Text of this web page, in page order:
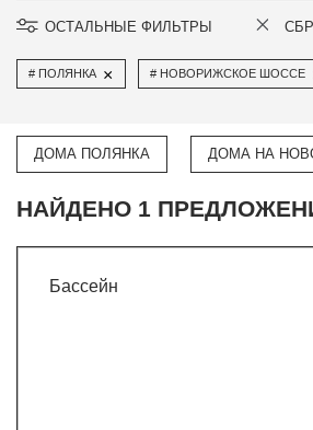
ОСТАЛЬНЫЕ ФИЛЬТРЫ
ПОЛЯНКА × НОВОРИЖСКОЕ ШОССЕ
ДОМА ПОЛЯНКА ДОМА НА
НАЙДЕНО 1
бассейн